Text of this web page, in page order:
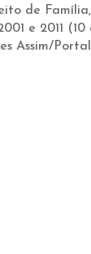
de
e 2011
Assim/